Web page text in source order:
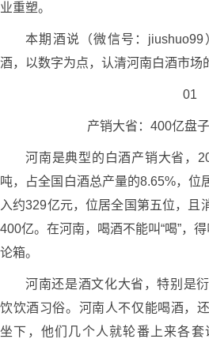
业重塑。
本期酒说（微信号：
酒，以数字为点，认清河南白酒市场
01
产销大省：400亿盘
河南是典型的白酒产销大省，
吨，占全国白酒总产量的8.65%，位
入约329亿元，位居全国第五位，且
400亿。在河南，喝酒不能叫“喝”，
论箱。
河南还是酒文化大省，特别是
饮饮酒习俗。河南人不仅能喝酒，
坐下，他们几个人就轮番上来各